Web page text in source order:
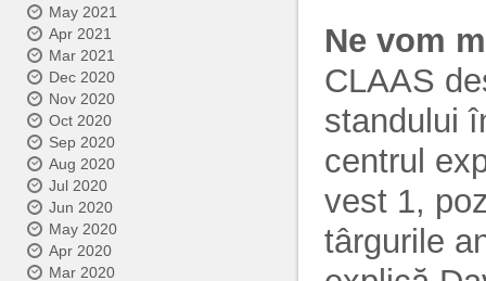
May 2021
Apr 2021
Mar 2021
Dec 2020
Nov 2020
Oct 2020
Sep 2020
Aug 2020
Jul 2020
Jun 2020
May 2020
Apr 2020
Mar 2020
Ne vom
CLAAS
standului
centrul
vest 1,
târgurile